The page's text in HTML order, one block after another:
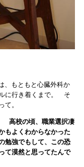
もともと心臓外科か
に行き着くまで。 そ
て。
高校の頃、職業選択凄
もよくわからなかった
勉強でもして、この恐
て漠然と思ってたんで